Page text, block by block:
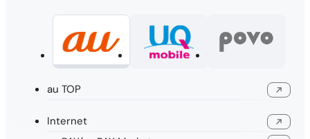
au TOP
Open in a new window
Internet
Open in a new window